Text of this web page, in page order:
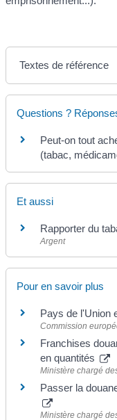
Textes de référence
Questions ?
Peut-on tout
(tabac,
Et aussi
Rapporter du
Argent
Pour en savoir plus
Pays de l'Union
Commission
Franchises
en quantités
Ministère chargé
Passer la
Ministère chargé